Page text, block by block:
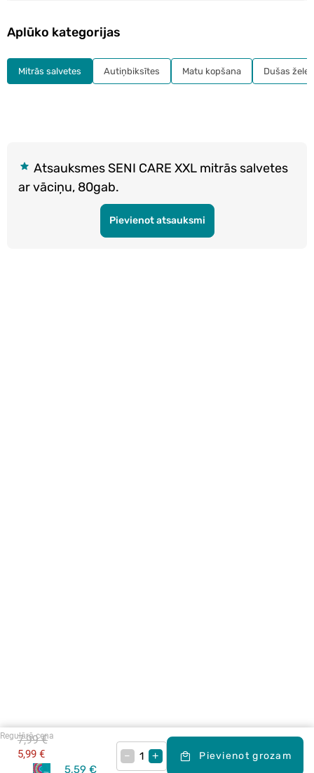
Regulārā cena
5,99 €
7,99 €
5,59 €
– + Pievienot grozam
Atsauksmes SENI CARE XXL mitrās salvetes
ar vāciņu, 80gab.
Pievienot atsauksmi
Aplūko kategorijas
Mitrās salvetes Autiņbiksītes Matu kopšana Dušas